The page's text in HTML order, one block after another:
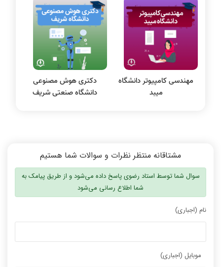
نظریه زبانها
سیگنال و سیستمها
مهندسی کامپیوتر دانشگاه
میبد
دکتری هوش مصنوعی
دانشگاه صنعتی شریف
مشتاقانه منتظر نظرات و سوالات شما هستیم
سوال شما توسط استاد رضوی پاسخ داده می‌شود و از طریق پیامک به
شما اطلاع رسانی می‌شود
نام (اجباری)
موبایل (اجباری)